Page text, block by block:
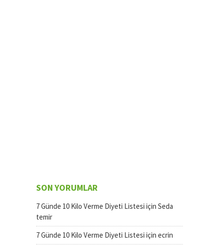
SON YORUMLAR
7 Günde 10 Kilo Verme Diyeti Listesi için Seda
temir
7 Günde 10 Kilo Verme Diyeti Listesi için ecrin